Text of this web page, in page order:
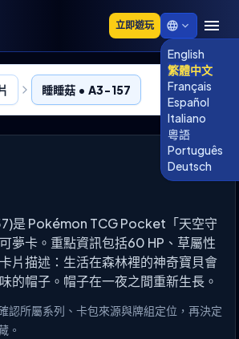
立即遊玩
English
繁體中文
Français
Español
Italiano
粵語
Português
Deutsch
睡睡菇 • A3-157
是 Pokémon TCG Pocket「天空守
夢卡。重點資訊包括60 HP、草屬性
片描述：生活在森林裡的神奇寶貝會
的帽子。帽子在一夜之間重新生長。
認所屬系列、卡包來源與牌組定位，再決定
。